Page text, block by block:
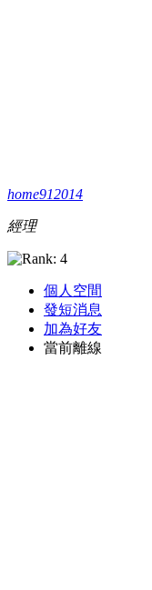
home912014
經理
個人空間
發短消息
加為好友
當前離線